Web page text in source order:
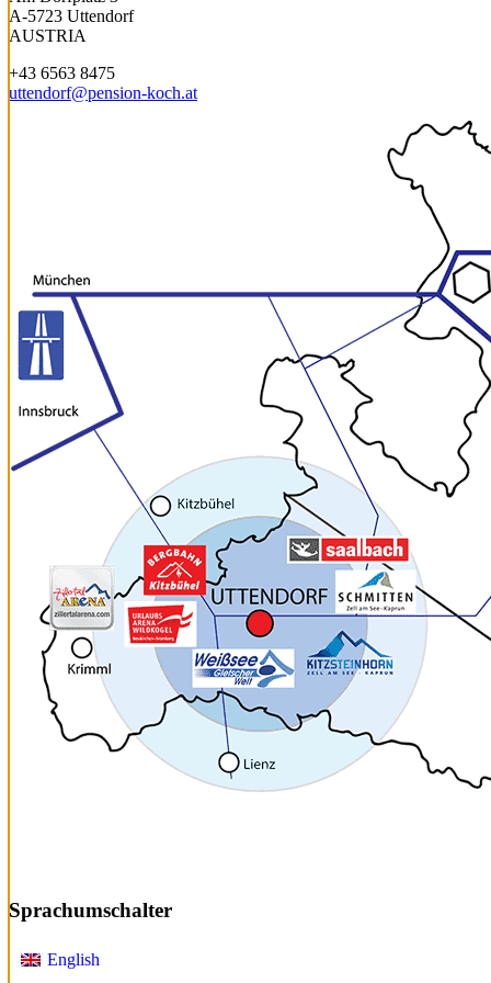
A-5723 Uttendorf
AUSTRIA
+43 6563 8475
uttendorf@pension-koch.at
Sprachumschalter
English